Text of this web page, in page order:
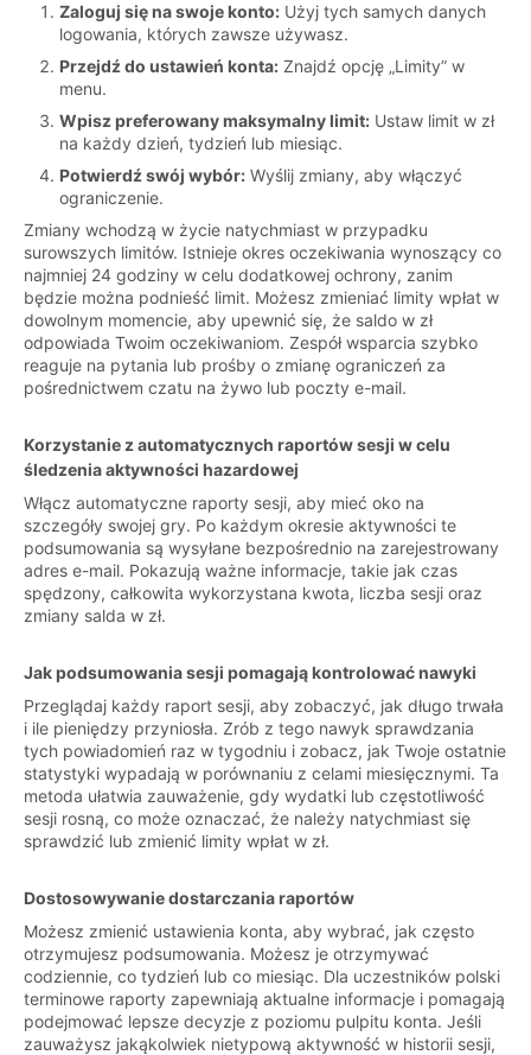
Zaloguj się na swoje konto: Użyj tych samych danych
logowania, których zawsze używasz.
Przejdź do ustawień konta: Znajdź opcję „Limity” w
menu.
Wpisz preferowany maksymalny limit: Ustaw limit w zł
na każdy dzień, tydzień lub miesiąc.
Potwierdź swój wybór: Wyślij zmiany, aby włączyć
ograniczenie.
Zmiany wchodzą w życie natychmiast w przypadku
surowszych limitów. Istnieje okres oczekiwania wynoszący co
najmniej 24 godziny w celu dodatkowej ochrony, zanim
będzie można podnieść limit. Możesz zmieniać limity wpłat w
dowolnym momencie, aby upewnić się, że saldo w zł
odpowiada Twoim oczekiwaniom. Zespół wsparcia szybko
reaguje na pytania lub prośby o zmianę ograniczeń za
pośrednictwem czatu na żywo lub poczty e-mail.
Korzystanie z automatycznych raportów sesji w celu
śledzenia aktywności hazardowej
Włącz automatyczne raporty sesji, aby mieć oko na
szczegóły swojej gry. Po każdym okresie aktywności te
podsumowania są wysyłane bezpośrednio na zarejestrowany
adres e-mail. Pokazują ważne informacje, takie jak czas
spędzony, całkowita wykorzystana kwota, liczba sesji oraz
zmiany salda w zł.
Jak podsumowania sesji pomagają kontrolować nawyki
Przeglądaj każdy raport sesji, aby zobaczyć, jak długo trwała
i ile pieniędzy przyniosła. Zrób z tego nawyk sprawdzania
tych powiadomień raz w tygodniu i zobacz, jak Twoje ostatnie
statystyki wypadają w porównaniu z celami miesięcznymi. Ta
metoda ułatwia zauważenie, gdy wydatki lub częstotliwość
sesji rosną, co może oznaczać, że należy natychmiast się
sprawdzić lub zmienić limity wpłat w zł.
Dostosowywanie dostarczania raportów
Możesz zmienić ustawienia konta, aby wybrać, jak często
otrzymujesz podsumowania. Możesz je otrzymywać
codziennie, co tydzień lub co miesiąc. Dla uczestników polski
terminowe raporty zapewniają aktualne informacje i pomagają
podejmować lepsze decyzje z poziomu pulpitu konta. Jeśli
zauważysz jakąkolwiek nietypową aktywność w historii sesji,